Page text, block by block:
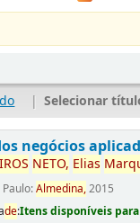
| Selecionar
negócios
IROS NETO, Elias
Paulo:Almedina,2015
de:Itens disponíveis